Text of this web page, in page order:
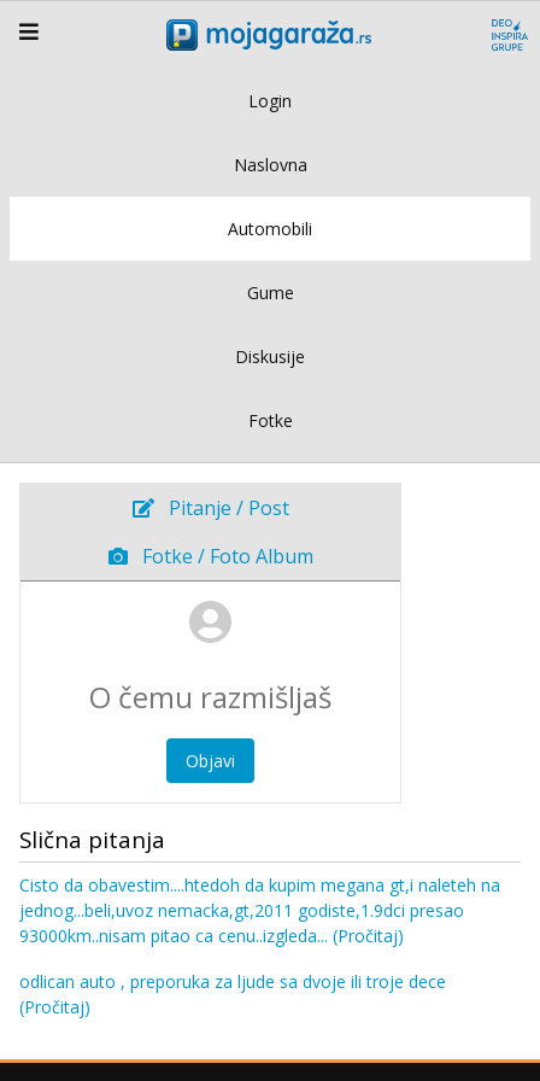
Login
Naslovna
Automobili
Gume
Diskusije
Fotke
Pitanje / Post
Fotke / Foto Album
Objavi
Slična pitanja
Cisto da obavestim....htedoh da kupim megana gt,i naleteh na
jednog...beli,uvoz nemacka,gt,2011 godiste,1.9dci presao
93000km..nisam pitao ca cenu..izgleda... (Pročitaj)
odlican auto , preporuka za ljude sa dvoje ili troje dece
(Pročitaj)